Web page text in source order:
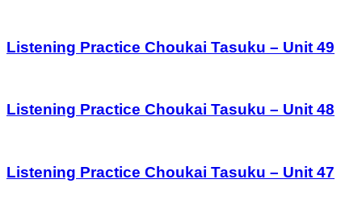
Listening Practice Choukai Tasuku – Unit 49
Listening Practice Choukai Tasuku – Unit 48
Listening Practice Choukai Tasuku – Unit 47